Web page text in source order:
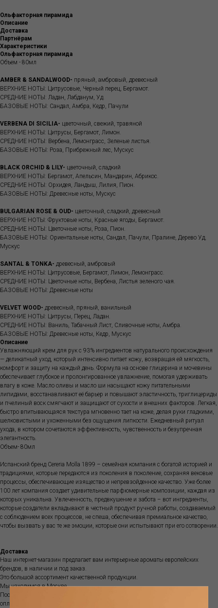
Ольфакторная пирамида
Описание
Доставка
Партнёрам
Характеристики
Ольфакторная пирамида
Объем - 80мл
AMBER & SANDALWOOD- пряный, амбровый, древесный
ВЕРХНИЕ НОТЫ: Цитрусовые, Черный перец, Бергамот.
СРЕДНИЕ НОТЫ: Ладан, Лабданум, Уд.
БАЗОВЫЕ НОТЫ: Сандал, Амбра, Кедр, Пачули
VERBENA DI SICILIA- цветочный, свежий, травяной
ВЕРХНИЕ НОТЫ: Цитрусы, Бергамот, Лимон.
СРЕДНИЕ НОТЫ: Вербена, Лемонграсс, Зеленые листья.
БАЗОВЫЕ НОТЫ: Роза, Прибрежный лес, Мускус
BLACK ORCHID & LILY- цветочный, сладкий
ВЕРХНИЕ НОТЫ: Бергамот, Апельсин, Мандарин, Абрикос.
СРЕДНИЕ НОТЫ: Орхидея, Ландыш, Лилия, Пион.
БАЗОВЫЕ НОТЫ: Древесные ноты, Мускус
BULGARIAN ROSE & OUD- цветочный, сладкий, древесный
ВЕРХНИЕ НОТЫ: Фруктовые ноты, Красные ягоды, Бергамот.
СРЕДНИЕ НОТЫ: Цветочные ноты, Роза, Пион.
БАЗОВЫЕ НОТЫ: Ориентальные ноты, Сандал, Пачули, Пралине, Дерево Уд,
Мускус
SANTAL & TONKA- древесный, амбровый
ВЕРХНИЕ НОТЫ: Цитрусовые, Бергамот, Лимон, Лемонграсс.
СРЕДНИЕ НОТЫ: Цветочные ноты, Вербена, Листья зеленого чая.
БАЗОВЫЕ НОТЫ: Древесные ноты
VELVET WOOD- древесный, пряный, ванильный
ВЕРХНИЕ НОТЫ: Цитрусы, Перец, Ладан.
СРЕДНИЕ НОТЫ: Ваниль, Табачный Лист, Сливочные ноты, Амбра.
БАЗОВЫЕ НОТЫ: Древесные ноты, Кедр, Мускус
Описание
Увлажняющий крем для рук с 93% ингредиентов натурального происхождения
— деликатный уход, который интенсивно питает кожу, возвращая ей мягкость,
комфорт и защиту на каждый день. Формула на основе глицерина и мочевины
обеспечивает глубокое и пролонгированное увлажнение, помогая удерживать
влагу в коже. Масло оливы и масло ши насыщают кожу питательными
липидами, восстанавливают её барьер и повышают эластичность, триглицериды
и пчелиный воск смягчают и защищают от сухости и внешних факторов. Легкая,
быстро впитывающаяся текстура мгновенно тает на коже, делая руки гладкими,
шелковистыми и ухоженными без ощущения липкости. Ежедневный ритуал
ухода, в котором сочетаются эффективность, чувственность и безупречная
элегантность.
Объем- 80мл
Испанский бренд Cereria Molla 1899 – семейная компания с богатой историей и
традициями, которые передаются из поколения в поколение, сохраняя вековые
процессы, обеспечивающие изящество и непревзойденное качество. Уже более
100 лет компания создает удивительные парфюмерные композиции, каждая из
которых уникальна. Увлеченность, предвкушение и забота – вот ингредиенты,
которые создатели вкладывают в честный продукт ручной работы, создаваемый
с соблюдением всех процессов, не спеша, обеспечивая премиальное качество,
чтобы вызвать у вас те же эмоции, которые они испытывают при его сотворении.
Доставка
Наш интернет-магазин предлагает вам интерьерные ароматы европейских
брендов, в наличии и под заказ.
Это большой ассортимент качественной продукции.
Мы находимся в Москве.
После получения вашего заказа мы свяжемся с вами и согласуем детали
оплаты и доставки.